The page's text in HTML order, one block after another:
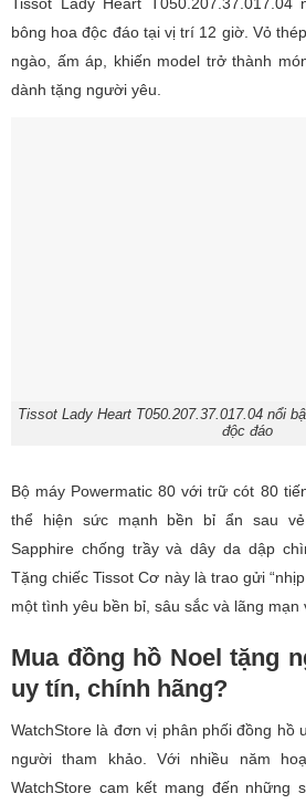
bông hoa độc đáo tại vị trí 12 giờ. Vỏ
ngào, ấm áp, khiến model trở thành
dành tặng người yêu.
Tissot Lady Heart T050.207.37.017.04 nổi
độc đáo
Bộ máy Powermatic 80 với trữ cót 80
thể hiện sức mạnh bền bỉ ẩn sau
Sapphire chống trầy và dây da dập
Tặng chiếc Tissot Cơ này là trao gửi
một tình yêu bền bỉ, sâu sắc và lãng mạn
Mua đồng hồ Noel tặng
uy tín, chính hãng?
WatchStore là đơn vị phân phối đồng hồ
người tham khảo. Với nhiều năm
WatchStore cam kết mang đến những